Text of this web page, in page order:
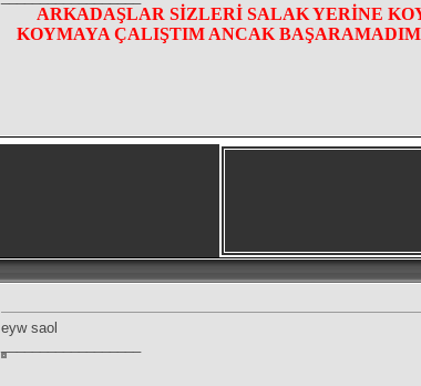
ARKADAŞLAR SİZLERİ SALAK YERİNE
KOYMAYA ÇALIŞTIM ANCAK
eyw saol